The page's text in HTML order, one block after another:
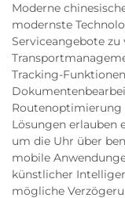
Moderne
modernste
Serviceangebote zu
Tracking-
Routenoptimierung
Lösungen erlauben
um die Uhr über
mobile
künstlicher
mögliche